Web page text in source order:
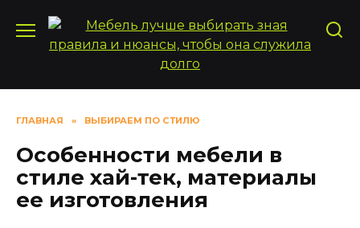
содержанию
ГЛАВНАЯ » ВЫБИРАЕМ ПО СТИЛЮ
Особенности мебели в
стиле хай-тек, материалы
ее изготовления